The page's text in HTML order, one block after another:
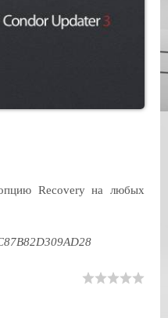
Recovery на любых